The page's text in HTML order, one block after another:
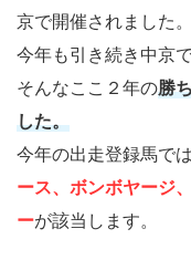
京で開催されました。
今年も引き続き中京
そんなここ２年の勝
した。
今年の出走登録馬では
ース、ボンボヤージ
ーが該当します。